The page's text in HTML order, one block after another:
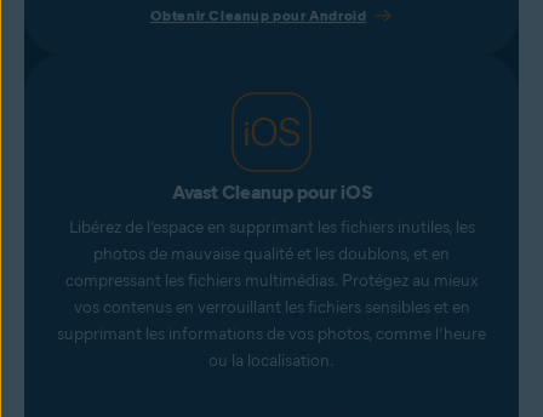
Obtenir Cleanup pour Android
Avast Cleanup pour iOS
Libérez de l’espace en supprimant les fichiers inutiles, les
photos de mauvaise qualité et les doublons, et en
compressant les fichiers multimédias. Protégez au mieux
vos contenus en verrouillant les fichiers sensibles et en
supprimant les informations de vos photos, comme l’heure
ou la localisation.